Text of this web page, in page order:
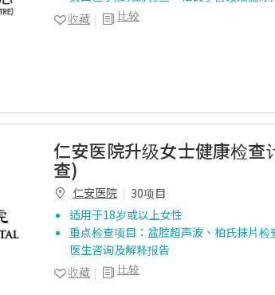
比较
收藏
仁安医院升级女士健康检查
查)
仁安医院
30项目
适用于18岁或以上女性
重点检查项目：盆腔超声波、柏氏抹片
医生咨询及解释报告
比较
收藏